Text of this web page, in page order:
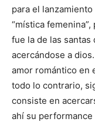
para el
“mística
fue la de las
acercándose a
amor romántico en
todo lo contrario,
consiste en
ahí su performance